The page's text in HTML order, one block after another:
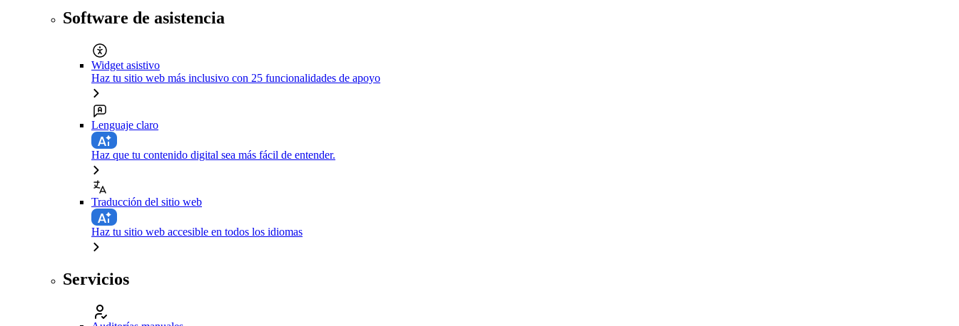
Software de asistencia
Widget asistivo
Haz tu sitio web más inclusivo con 25 funcionalidades de apoyo
Lenguaje claro
Haz que tu contenido digital sea más fácil de entender.
Traducción del sitio web
Haz tu sitio web accesible en todos los idiomas
Servicios